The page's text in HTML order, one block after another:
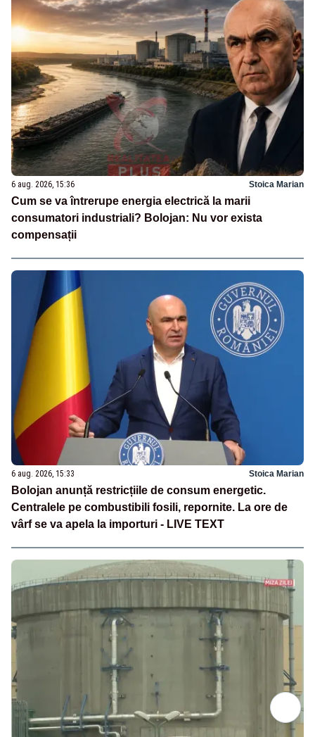
6 aug. 2026, 15:36 Stoica Marian
Cum se va întrerupe energia electrică la marii
consumatori industriali? Bolojan: Nu vor exista
compensații
6 aug. 2026, 15:33 Stoica Marian
Bolojan anunță restricțiile de consum energetic.
Centralele pe combustibili fosili, repornite. La ore de
vârf se va apela la importuri - LIVE TEXT